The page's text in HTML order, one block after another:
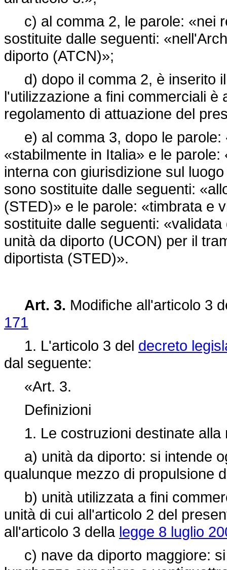
c) al comma 2, le parole: «nei
sostituite dalle seguenti:
diporto (ATCN)»;
d) dopo il comma 2, è inserito
l'utilizzazione a fini commerciali è
regolamento di attuazione del
e) al comma 3, dopo le parole:
«stabilmente in Italia» e le
interna con giurisdizione sul
sono sostituite dalle seguenti:
(STED)» e le parole: «timbrata e
sostituite dalle seguenti:
unità da diporto (UCON) per il
diportista (STED)».
Art. 3. Modifiche all'articolo 3
171
1. L'articolo 3 del decreto
dal seguente:
«Art. 3.
Definizioni
1. Le costruzioni destinate alla
a) unità da diporto: si intende
qualunque mezzo di propulsione
b) unità utilizzata a fini
unità di cui all'articolo 2 del
all'articolo 3 della legge 8 luglio
c) nave da diporto maggiore: